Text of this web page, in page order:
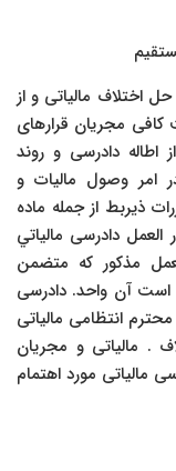
اختلاف مالیاتی و از
مجریان قرارهای
اطاله دادرسی و روند
امر وصول مالیات و
ذیربط از جمله ماده
العمل دادرسی مالياتي
۲۸ و ۳۰ دستور العمل مذکور که متضمن
است آن واحد. دادرسی
انتظامی مالیاتی
. مالیاتی و مجریان
مالیاتی مورد اهتمام